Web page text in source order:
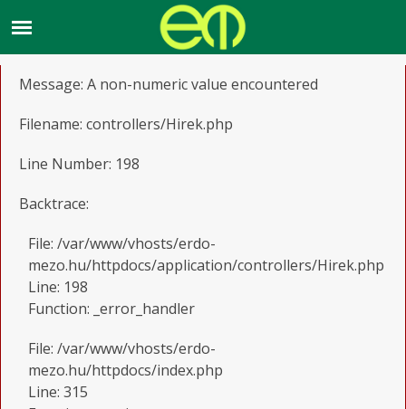
A PHP Error was encountered
Message: A non-numeric value encountered
Filename: controllers/Hirek.php
Line Number: 198
Backtrace:
File: /var/www/vhosts/erdo-
mezo.hu/httpdocs/application/controllers/Hirek.php
Line: 198
Function: _error_handler
File: /var/www/vhosts/erdo-
mezo.hu/httpdocs/index.php
Line: 315